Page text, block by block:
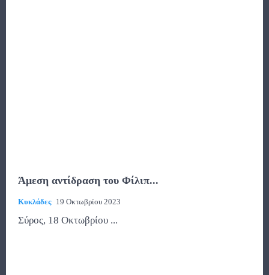
Άμεση αντίδραση του Φίλιπ...
Κυκλάδες 19 Οκτωβρίου 2023
Σύρος, 18 Οκτωβρίου ...